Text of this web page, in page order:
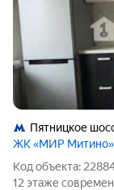
Пятницкое
ЖК «МИР Митино»
Код объекта:
12 этаже